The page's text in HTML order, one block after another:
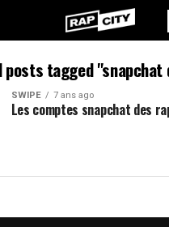
RapCity
posts tagged "snapchat
SWIPE 7 ans ago
Les comptes snapchat des